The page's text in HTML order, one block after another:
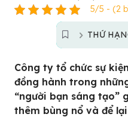
5/5 - (2
THỨ
Công ty tổ chức sự
đồng hành trong
“người bạn sáng tạo”
thêm bùng nổ và để